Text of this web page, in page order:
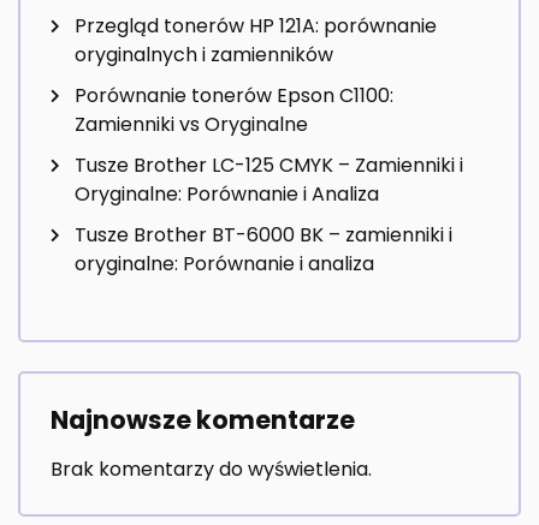
Przegląd tonerów HP 121A: porównanie
oryginalnych i zamienników
Porównanie tonerów Epson C1100:
Zamienniki vs Oryginalne
Tusze Brother LC-125 CMYK – Zamienniki i
Oryginalne: Porównanie i Analiza
Tusze Brother BT-6000 BK – zamienniki i
oryginalne: Porównanie i analiza
Najnowsze komentarze
Brak komentarzy do wyświetlenia.